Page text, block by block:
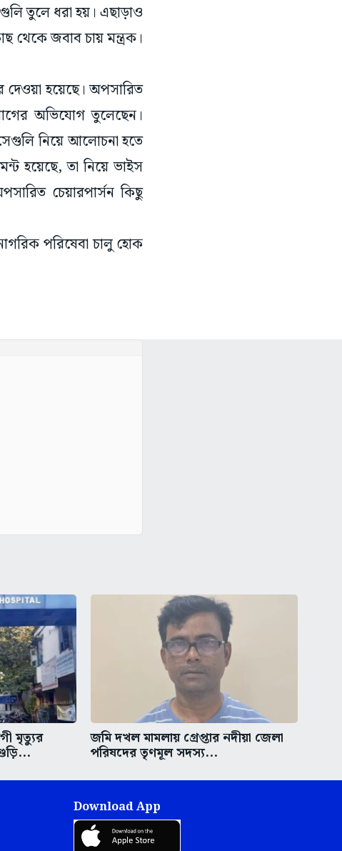
তুলে ধরা হয়। এছাড়াও
থেকে জবাব চায় মন্ত্রক।
দেওয়া হয়েছে। অপসারিত
অভিযোগ তুলেছেন।
নিয়ে আলোচনা হতে
হয়েছে, তা নিয়ে ভাইস
চেয়ারপার্সন কিছু
পরিষেবা চালু হোক
মৃত্যুর জমি দখল মামলায় গ্রেপ্তার নদীয়া জেলা
পরিষদের তৃণমূল সদস্য...
Download App